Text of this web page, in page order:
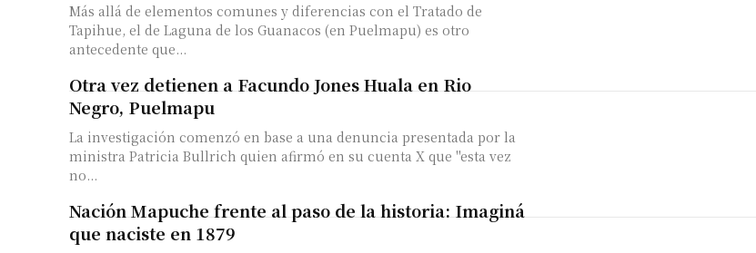
Más allá de elementos comunes y diferencias con el Tratado de
Tapihue, el de Laguna de los Guanacos (en Puelmapu) es otro
antecedente que...
Otra vez detienen a Facundo Jones Huala en Rio
Negro, Puelmapu
La investigación comenzó en base a una denuncia presentada por la
ministra Patricia Bullrich quien afirmó en su cuenta X que "esta vez
no...
Nación Mapuche frente al paso de la historia: Imaginá
que naciste en 1879